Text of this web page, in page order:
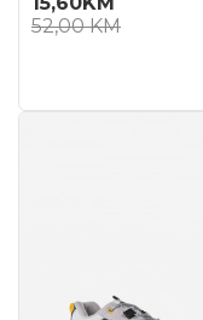
52,00KM